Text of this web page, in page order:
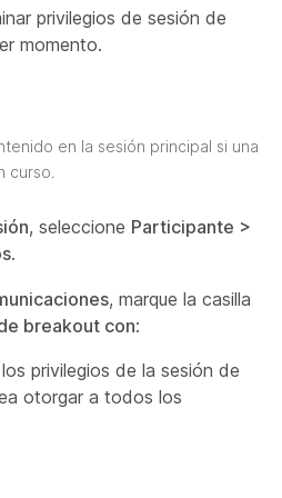
privilegios de sesión de
momento.
en la sesión principal si una
curso.
, seleccione Participante >
.
, marque la casilla
breakout con:
privilegios de la sesión de
otorgar a todos los